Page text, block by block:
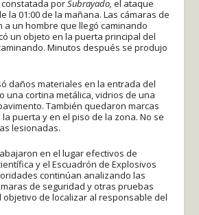
constatada porSubrayado,el ataque
la 01:00 de la mañana. Las cámaras de
a un hombre que llegó caminando
un objeto en la puerta principal del
Minutos después se produjo
daños materiales en la entrada del
una cortina metálica, vidrios de una
También quedaron marcas
puerta y en el piso de la zona. No se
lesionadas.
en el lugar efectivos de
y el Escuadrón de Explosivos
continúan analizando las
de seguridad y otras pruebas
objetivo de localizar al responsable del